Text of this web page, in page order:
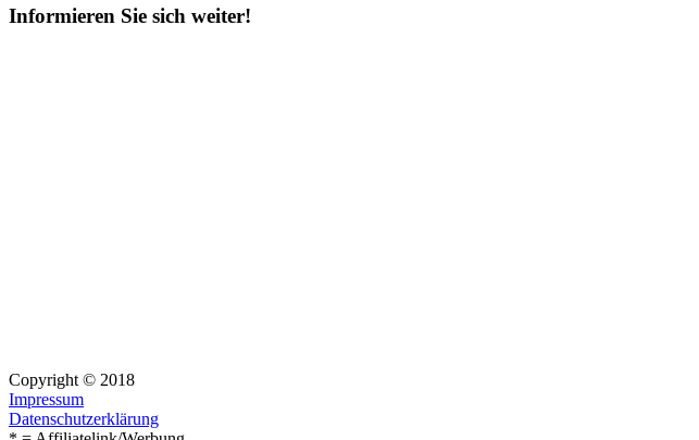
Informieren Sie sich weiter!
Copyright © 2018
Impressum
Datenschutzerklärung